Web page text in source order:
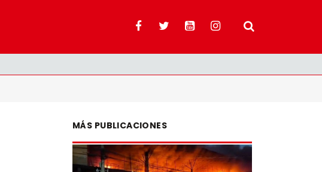
MÁS PUBLICACIONES